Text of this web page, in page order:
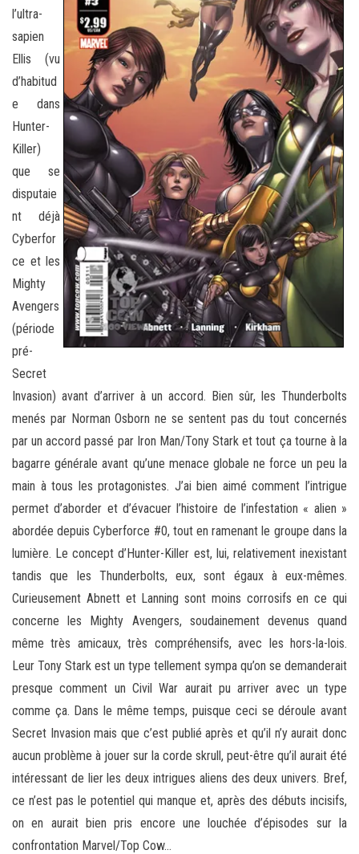
l’ultra-
sapien
Ellis (vu
d’habitud
e dans
Hunter-
Killer)
que se
disputaie
nt déjà
Cyberfor
ce et les
Mighty
Avengers
(période
pré-
Secret
Invasion) avant d’arriver à un accord. Bien sûr, les Thunderbolts
menés par Norman Osborn ne se sentent pas du tout concernés
par un accord passé par Iron Man/Tony Stark et tout ça tourne à la
bagarre générale avant qu’une menace globale ne force un peu la
main à tous les protagonistes. J’ai bien aimé comment l’intrigue
permet d’aborder et d’évacuer l’histoire de l’infestation « alien »
abordée depuis Cyberforce #0, tout en ramenant le groupe dans la
lumière. Le concept d’Hunter-Killer est, lui, relativement inexistant
tandis que les Thunderbolts, eux, sont égaux à eux-mêmes.
Curieusement Abnett et Lanning sont moins corrosifs en ce qui
concerne les Mighty Avengers, soudainement devenus quand
même très amicaux, très compréhensifs, avec les hors-la-lois.
Leur Tony Stark est un type tellement sympa qu’on se demanderait
presque comment un Civil War aurait pu arriver avec un type
comme ça. Dans le même temps, puisque ceci se déroule avant
Secret Invasion mais que c’est publié après et qu’il n’y aurait donc
aucun problème à jouer sur la corde skrull, peut-être qu’il aurait été
intéressant de lier les deux intrigues aliens des deux univers. Bref,
ce n’est pas le potentiel qui manque et, après des débuts incisifs,
on en aurait bien pris encore une louchée d’épisodes sur la
confrontation Marvel/Top Cow…